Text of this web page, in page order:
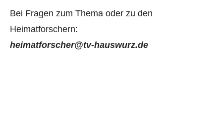
Bei Fragen zum Thema oder zu den
Heimatforschern:
heimatforscher@tv-hauswurz.de